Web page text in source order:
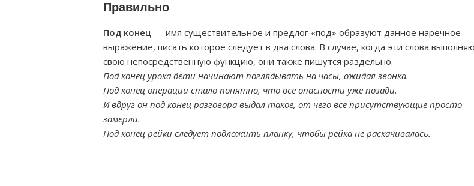
Правильно
Под конец — имя существительное и предлог «под» образуют данное наречное
выражение, писать которое следует в два слова. В случае, когда эти слова
свою непосредственную функцию, они также пишутся раздельно.
Под конец урока дети начинают поглядывать на часы, ожидая звонка.
Под конец операции стало понятно, что все опасности уже позади.
И вдруг он под конец разговора выдал такое, от чего все присутствующие просто
замерли.
Под конец рейки следует подложить планку, чтобы рейка не раскачивалась.